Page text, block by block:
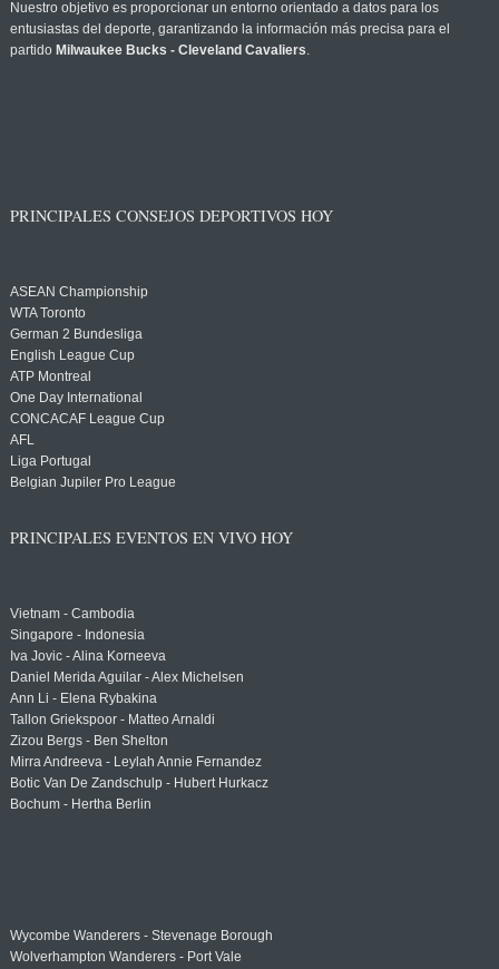
Nuestro objetivo es proporcionar un entorno orientado a datos para los
entusiastas del deporte, garantizando la información más precisa para el
partido Milwaukee Bucks - Cleveland Cavaliers.
PRINCIPALES CONSEJOS DEPORTIVOS HOY
ASEAN Championship
WTA Toronto
German 2 Bundesliga
English League Cup
ATP Montreal
One Day International
CONCACAF League Cup
AFL
Liga Portugal
Belgian Jupiler Pro League
PRINCIPALES EVENTOS EN VIVO HOY
Vietnam - Cambodia
Singapore - Indonesia
Iva Jovic - Alina Korneeva
Daniel Merida Aguilar - Alex Michelsen
Ann Li - Elena Rybakina
Tallon Griekspoor - Matteo Arnaldi
Zizou Bergs - Ben Shelton
Mirra Andreeva - Leylah Annie Fernandez
Botic Van De Zandschulp - Hubert Hurkacz
Bochum - Hertha Berlin
Wycombe Wanderers - Stevenage Borough
Wolverhampton Wanderers - Port Vale